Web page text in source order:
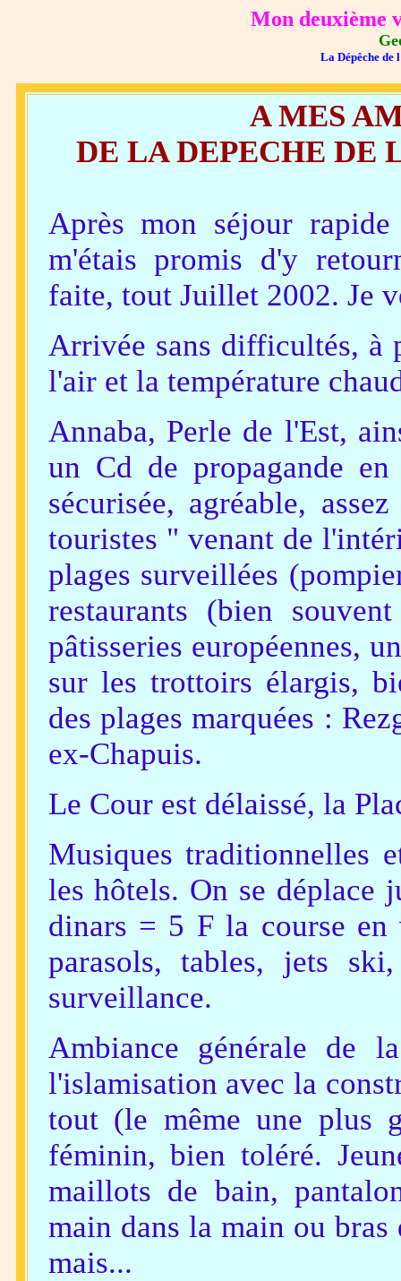
Mon deuxième
La Dépêche de
A MES
DE LA DEPECHE DE
Après mon séjour
m'étais promis d'y
faite, tout Juillet 2002. Je
Arrivée sans difficultés, à
l'air et la température
Annaba, Perle de l'Est,
un Cd de propagande
sécurisée, agréable,
touristes " venant de
plages surveillées
restaurants (bien
pâtisseries européennes,
sur les trottoirs élargis,
des plages marquées :
ex-Chapuis.
Le Cour est délaissé, la
Musiques traditionnelles
les hôtels. On se déplace
dinars = 5 F la course
parasols, tables, jets
surveillance.
Ambiance générale de
l'islamisation avec la
tout (le même une plus
féminin, bien toléré.
maillots de bain,
main dans la main ou bras
mais...